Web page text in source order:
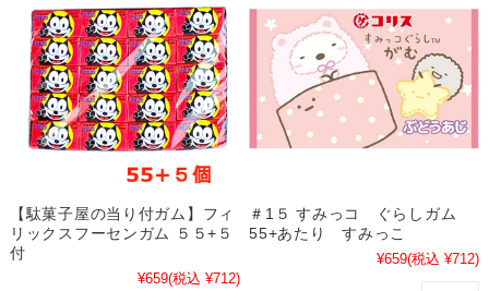
【駄菓子屋の当り付ガム】フィ
リックスフーセンガム ５５+５
付
¥659(税込 ¥712)
＃1５ すみっコ ぐらしガム
55+あたり すみっこ
¥659(税込 ¥712)